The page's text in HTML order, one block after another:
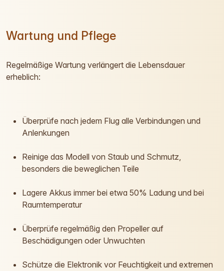
Wartung und Pflege
Regelmäßige Wartung verlängert die Lebensdauer
erheblich:
Überprüfe nach jedem Flug alle Verbindungen und
Anlenkungen
Reinige das Modell von Staub und Schmutz,
besonders die beweglichen Teile
Lagere Akkus immer bei etwa 50% Ladung und bei
Raumtemperatur
Überprüfe regelmäßig den Propeller auf
Beschädigungen oder Unwuchten
Schütze die Elektronik vor Feuchtigkeit und extremen